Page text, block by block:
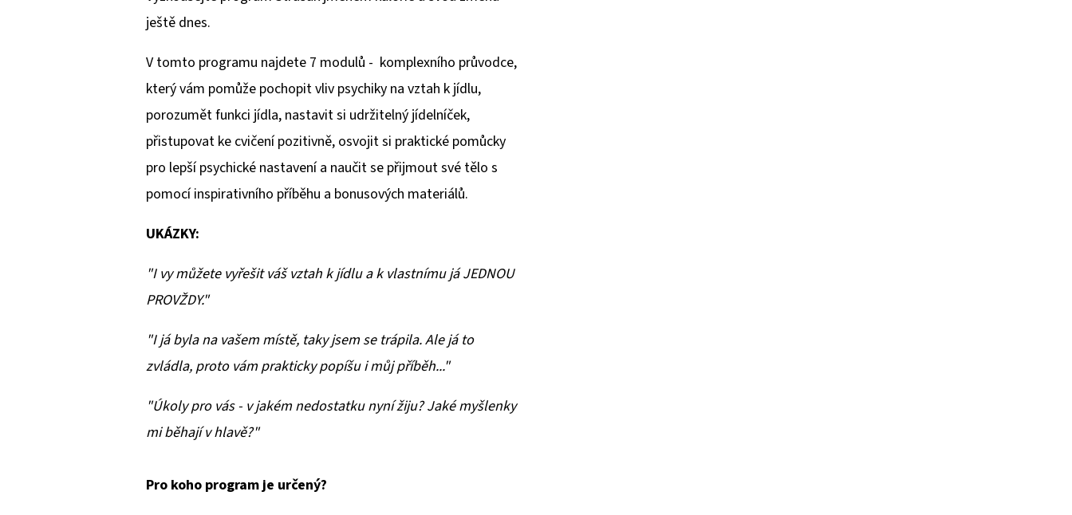
ještě dnes.
V tomto programu najdete 7 modulů - komplexního průvodce,
který vám pomůže pochopit vliv psychiky na vztah k jídlu,
porozumět funkci jídla, nastavit si udržitelný jídelníček,
přistupovat ke cvičení pozitivně, osvojit si praktické pomůcky
pro lepší psychické nastavení a naučit se přijmout své tělo s
pomocí inspirativního příběhu a bonusových materiálů.
UKÁZKY:
"I vy můžete vyřešit váš vztah k jídlu a k vlastnímu já JEDNOU
PROVŽDY."
"I já byla na vašem místě, taky jsem se trápila. Ale já to
zvládla, proto vám prakticky popíšu i můj příběh..."
"Úkoly pro vás - v jakém nedostatku nyní žiju? Jaké myšlenky
mi běhají v hlavě?"
Pro koho program je určený?